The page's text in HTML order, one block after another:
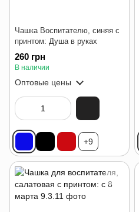
Чашка Воспитателю, синяя с
принтом: Душа в руках
260 грн
В наличии
Оптовые цены
+9